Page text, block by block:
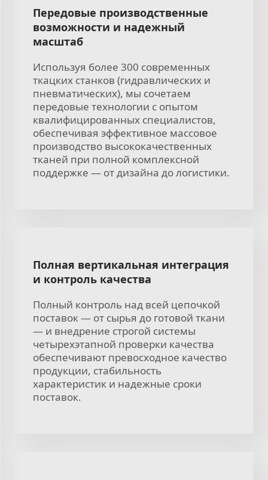
Передовые производственные
возможности и надежный
масштаб
Используя более 300 современных
ткацких станков (гидравлических и
пневматических), мы сочетаем
передовые технологии с опытом
квалифицированных специалистов,
обеспечивая эффективное массовое
производство высококачественных
тканей при полной комплексной
поддержке — от дизайна до логистики.
Полная вертикальная интеграция
и контроль качества
Полный контроль над всей цепочкой
поставок — от сырья до готовой ткани
— и внедрение строгой системы
четырехэтапной проверки качества
обеспечивают превосходное качество
продукции, стабильность
характеристик и надежные сроки
поставок.